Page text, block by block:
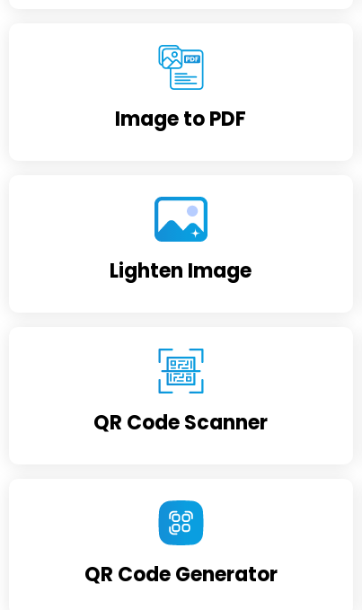
Image to PDF
Lighten Image
QR Code Scanner
QR Code Generator